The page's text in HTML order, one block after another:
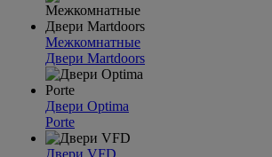
Межкомнатные
Двери Martdoors
Двери Optima
Porte
Двери VFD